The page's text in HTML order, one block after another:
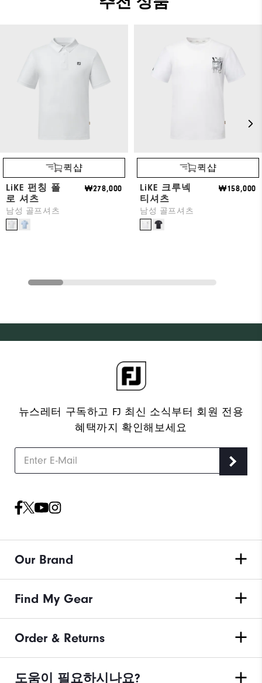
퀵샵
LiKE 펀칭 폴
로 셔츠
남성 골프셔츠
₩278,000
퀵샵
LiKE 크루넥
티셔츠
남성 골프셔츠
₩158,000
뉴스레터 구독하고 FJ 최신 소식부터 회원 전용
혜택까지 확인해보세요
Our Brand
Find My Gear
Order & Returns
도움이 필요하시나요?